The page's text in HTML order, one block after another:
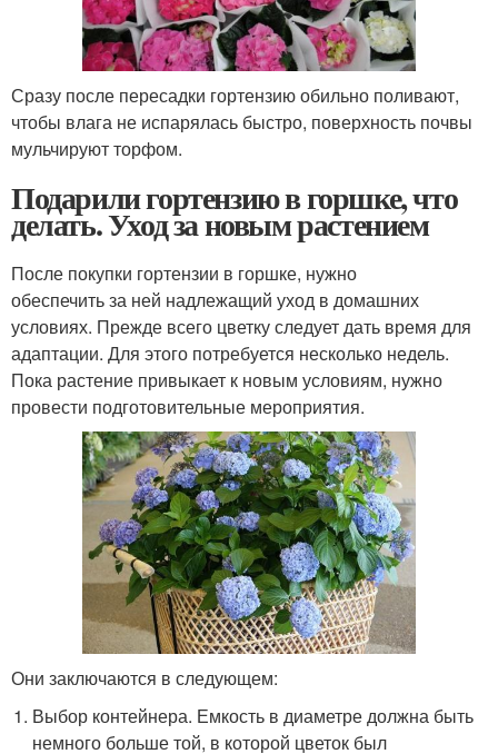
Сразу после пересадки гортензию обильно поливают,
чтобы влага не испарялась быстро, поверхность почвы
мульчируют торфом.
Подарили гортензию в горшке, что
делать. Уход за новым растением
После покупки гортензии в горшке, нужно
обеспечить за ней надлежащий уход в домашних
условиях. Прежде всего цветку следует дать время для
адаптации. Для этого потребуется несколько недель.
Пока растение привыкает к новым условиям, нужно
провести подготовительные мероприятия.
Они заключаются в следующем:
Выбор контейнера. Емкость в диаметре должна быть
немного больше той, в которой цветок был